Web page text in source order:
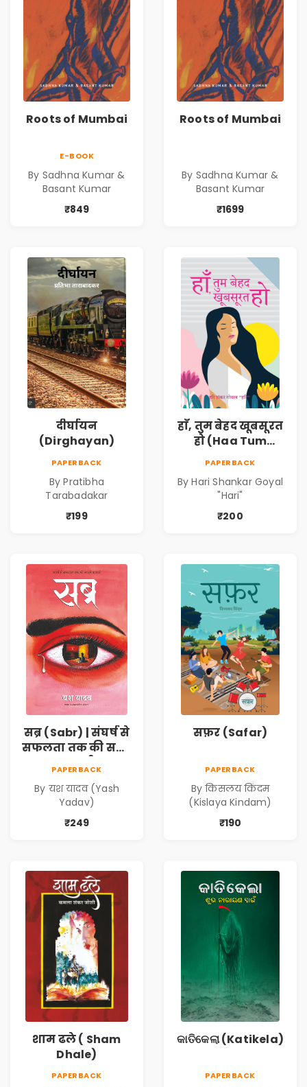
Roots of Mumbai
E-BOOK
By Sadhna Kumar &
Basant Kumar
₹849
Roots of Mumbai
By Sadhna Kumar &
Basant Kumar
₹1699
दीर्घायन
(Dirghayan)
PAPERBACK
By Pratibha
Tarabadakar
₹199
हाँ, तुम बेहद खूबसूरत
हो (Haa Tum
PAPERBACK
By Hari Shankar Goyal
"Hari"
₹200
सब्र (Sabr) | संघर्ष से
सफलता तक की सच्ची
PAPERBACK
By यश यादव (Yash
Yadav)
₹249
सफ़र (Safar)
PAPERBACK
By किसलय किंदम
(Kislaya Kindam)
₹190
शाम ढले ( Sham
Dhale)
PAPERBACK
କାତିକେଲା (Katikela)
PAPERBACK